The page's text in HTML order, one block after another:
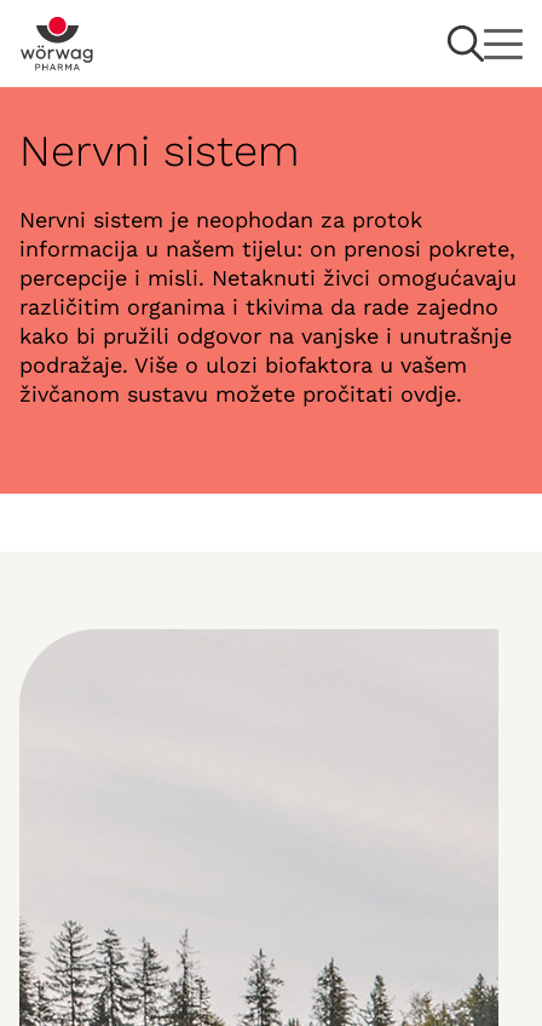
Nervni sistem
Nervni sistem je neophodan za protok
informacija u našem tijelu: on prenosi pokrete,
percepcije i misli. Netaknuti živci omogućavaju
različitim organima i tkivima da rade zajedno
kako bi pružili odgovor na vanjske i unutrašnje
podražaje. Više o ulozi biofaktora u vašem
živčanom sustavu možete pročitati ovdje.